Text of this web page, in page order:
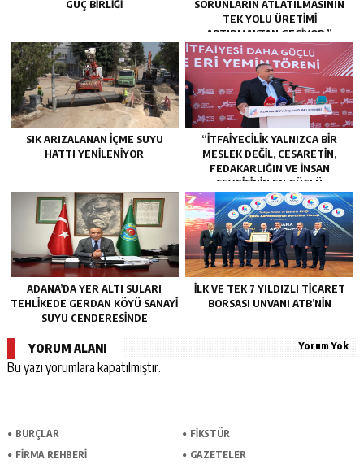
GÜÇ BIRLIĞI
SORUNLARIN ATLATILMASININ
TEK YOLU ÜRETIMI
ARTIRMAKTAN GEÇIYOR.”
SIK ARIZALANAN IÇME SUYU
HATTI YENILENIYOR
“İTFAIYECILIK YALNIZCA BIR
MESLEK DEĞIL, CESARETIN,
FEDAKARLIĞIN VE INSAN
SEVGISININ EN GÜÇLÜ
TEMSILIDIR.”
ADANA’DA YER ALTI SULARI
TEHLİKEDE GERDAN KÖYÜ SANAYİ
SUYU CENDERESİNDE
İLK VE TEK 7 YILDIZLI TİCARET
BORSASI UNVANI ATB’NİN
YORUM ALANI Yorum Yok
Bu yazı yorumlara kapatılmıştır.
BURÇLAR
FİKSTÜR
FİRMA REHBERİ
GAZETELER